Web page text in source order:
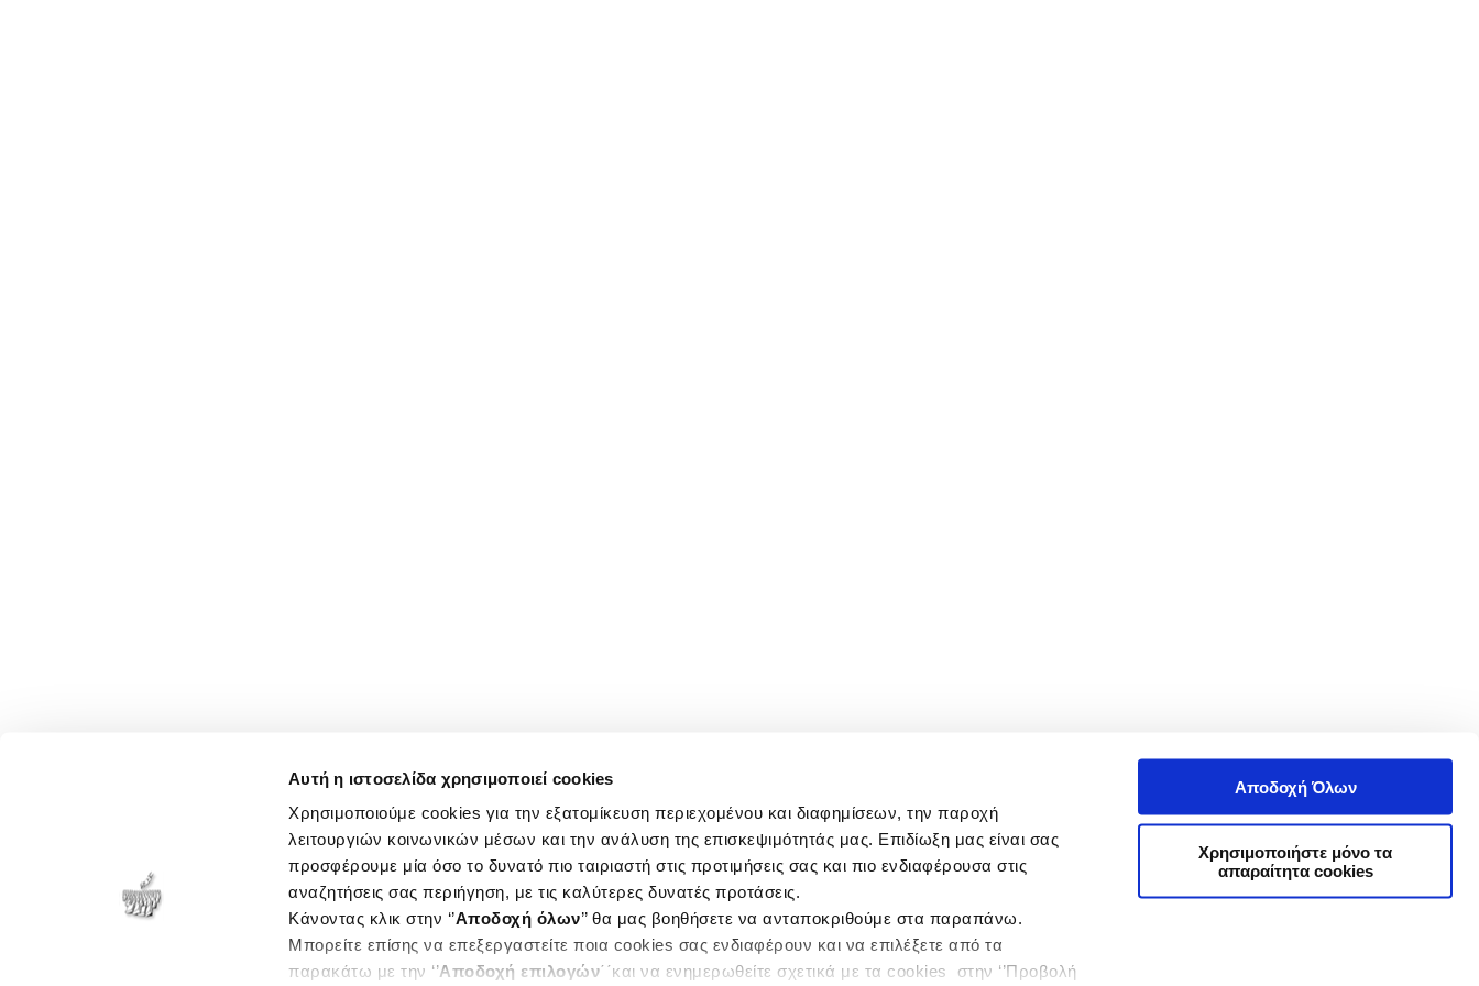
Αυτή η ιστοσελίδα χρησιμοποιεί cookies
Χρησιμοποιούμε cookies για την εξατομίκευση περιεχομένου και διαφημίσεων, την παροχή
λειτουργιών κοινωνικών μέσων και την ανάλυση της επισκεψιμότητάς μας. Επιδίωξη μας είναι σας
προσφέρουμε μία όσο το δυνατό πιο ταιριαστή στις προτιμήσεις σας και πιο ενδιαφέρουσα στις
αναζητήσεις σας περιήγηση, με τις καλύτερες δυνατές προτάσεις.
Κάνοντας κλικ στην ‘’Αποδοχή όλων’’ θα μας βοηθήσετε να ανταποκριθούμε στα παραπάνω.
Μπορείτε επίσης να επεξεργαστείτε ποια cookies σας ενδιαφέρουν και να επιλέξετε από τα
παρακάτω με την ‘’Αποδοχή επιλογών΄΄και να ενημερωθείτε σχετικά με τα cookies στην ‘’Προβολή
Αποδοχή Όλων
Χρησιμοποιήστε μόνο τα
απαραίτητα cookies